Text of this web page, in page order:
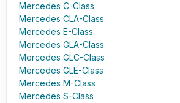
Mercedes C-Class
Mercedes CLA-Class
Mercedes E-Class
Mercedes GLA-Class
Mercedes GLC-Class
Mercedes GLE-Class
Mercedes M-Class
Mercedes S-Class